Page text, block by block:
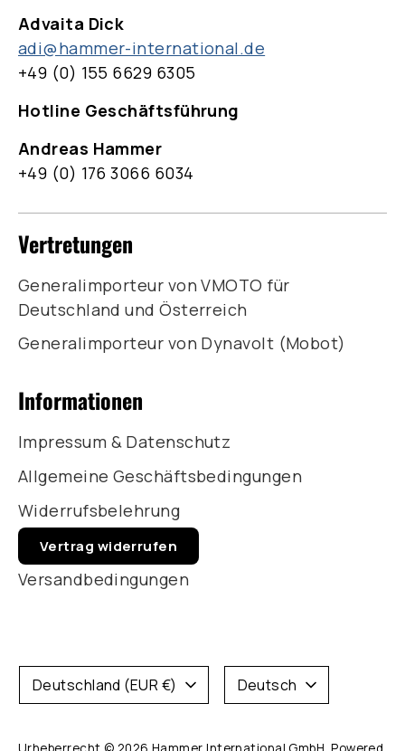
Advaita Dick
adi@hammer-international.de
+49 (0) 155 6629 6305
Hotline Geschäftsführung
Andreas Hammer
+49 (0) 176 3066 6034
Vertretungen
Generalimporteur von VMOTO für
Deutschland und Österreich
Generalimporteur von Dynavolt (Mobot)
Informationen
Impressum & Datenschutz
Allgemeine Geschäftsbedingungen
Widerrufsbelehrung
Vertrag widerrufen
Versandbedingungen
Währung
Deutschland (EUR €) Sprache
Deutsch